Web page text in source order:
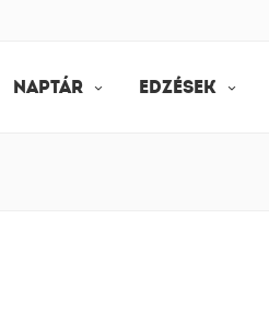
NAPTÁR EDZÉSEK